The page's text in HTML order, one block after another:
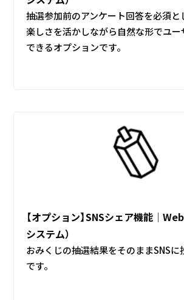
抽選参加前のアンケート回答を必須と
楽しさを活かしながら自然な形でユ
できるオプションです。
【オプション】SNSシェア機能
システム）
おみくじの抽選結果をそのままSNSに
です。